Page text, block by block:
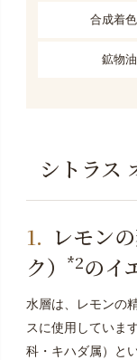
合成着
鉱物油
シトラス
レモン
ク） *2のイ
水層は、レモンの
スに使用していま
科・キハダ属）と